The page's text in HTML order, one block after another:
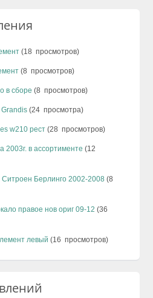
(18 просмотров)
(8 просмотров)
в сборе (8 просмотров)
Grandis (24 просмотра)
w210 рест (28 просмотров)
2003г. в ассортименте (12
Ситроен Берлинго 2002-2008 (8
правое нов ориг 09-12 (36
левый (16 просмотров)